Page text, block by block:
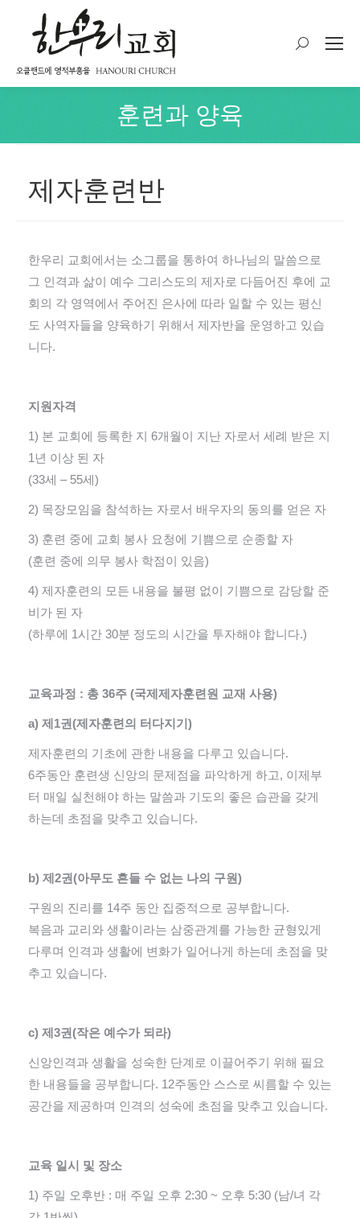
Search:
훈련과 양육
You are here:
제자훈련반
한우리 교회에서는 소그룹을 통하여 하나님의 말씀으로
그 인격과 삶이 예수 그리스도의 제자로 다듬어진 후에 교
회의 각 영역에서 주어진 은사에 따라 일할 수 있는 평신
도 사역자들을 양육하기 위해서 제자반을 운영하고 있습
니다.
지원자격
1) 본 교회에 등록한 지 6개월이 지난 자로서 세례 받은 지
1년 이상 된 자
(33세 – 55세)
2) 목장모임을 참석하는 자로서 배우자의 동의를 얻은 자
3) 훈련 중에 교회 봉사 요청에 기쁨으로 순종할 자
(훈련 중에 의무 봉사 학점이 있음)
4) 제자훈련의 모든 내용을 불평 없이 기쁨으로 감당할 준
비가 된 자
(하루에 1시간 30분 정도의 시간을 투자해야 합니다.)
교육과정 : 총 36주 (국제제자훈련원 교재 사용)
a) 제1권(제자훈련의 터다지기)
제자훈련의 기초에 관한 내용을 다루고 있습니다.
6주동안 훈련생 신앙의 문제점을 파악하게 하고, 이제부
터 매일 실천해야 하는 말씀과 기도의 좋은 습관을 갖게
하는데 초점을 맞추고 있습니다.
b) 제2권(아무도 흔들 수 없는 나의 구원)
구원의 진리를 14주 동안 집중적으로 공부합니다.
복음과 교리와 생활이라는 삼중관계를 가능한 균형있게
다루며 인격과 생활에 변화가 일어나게 하는데 초점을 맞
추고 있습니다.
c) 제3권(작은 예수가 되라)
신앙인격과 생활을 성숙한 단계로 이끌어주기 위해 필요
한 내용들을 공부합니다. 12주동안 스스로 씨름할 수 있는
공간을 제공하며 인격의 성숙에 초점을 맞추고 있습니다.
교육 일시 및 장소
1) 주일 오후반 : 매 주일 오후 2:30 ~ 오후 5:30 (남/녀 각